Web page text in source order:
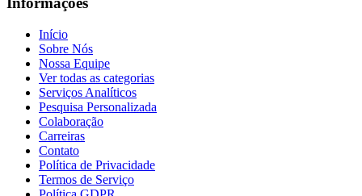
Início
Sobre Nós
Nossa Equipe
Ver todas as categorias
Serviços Analíticos
Pesquisa Personalizada
Colaboração
Carreiras
Contato
Política de Privacidade
Termos de Serviço